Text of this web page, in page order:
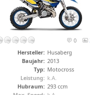
0
Hersteller: Husaberg
Baujahr: 2013
Typ: Motocross
Leistung: k.A.
Hubraum: 293 ccm